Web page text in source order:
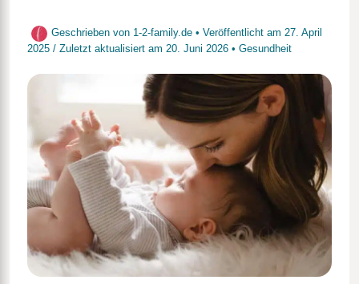
Geschrieben von 1-2-family.de • Veröffentlicht am 27. April
2025 / Zuletzt aktualisiert am 20. Juni 2026• Gesundheit